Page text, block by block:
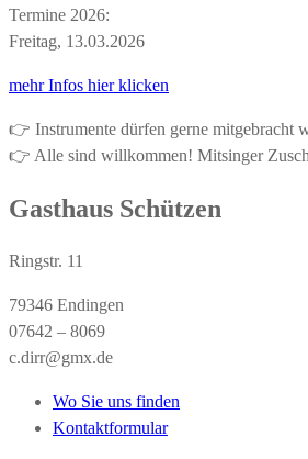
Termine 2026:
Freitag, 13.03.2026
mehr Infos hier klicken
👉 Instrumente dürfen gerne mitgebracht
👉 Alle sind willkommen! Mitsinger
Gasthaus Schützen
Ringstr. 11
79346 Endingen
07642 – 8069
c.dirr@gmx.de
Wo Sie uns finden
Kontaktformular